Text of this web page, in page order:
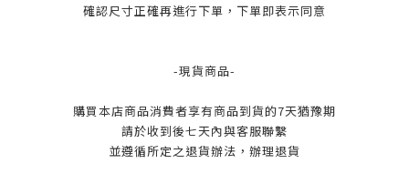
確認尺寸正確再進行下單，下單即表示同意
-現貨商品-
購買本店商品消費者享有商品到貨的7天猶豫期
請於收到後七天內與客服聯繫
並遵循所定之退貨辦法，辦理退貨